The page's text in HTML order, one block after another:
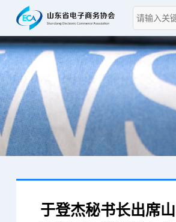
于登杰秘书长出席